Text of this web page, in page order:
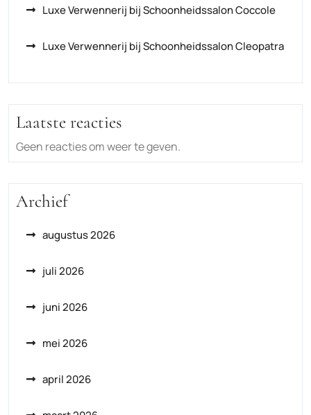
Luxe Verwennerij bij Schoonheidssalon Coccole
Luxe Verwennerij bij Schoonheidssalon Cleopatra
Laatste reacties
Geen reacties om weer te geven.
Archief
augustus 2026
juli 2026
juni 2026
mei 2026
april 2026